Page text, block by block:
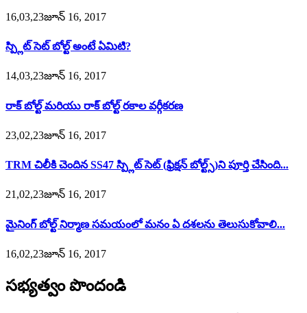
16,03,23జూన్ 16, 2017
స్ప్లిట్ సెట్ బోల్ట్ అంటే ఏమిటి?
14,03,23జూన్ 16, 2017
రాక్ బోల్ట్ మరియు రాక్ బోల్ట్ రకాల వర్గీకరణ
23,02,23జూన్ 16, 2017
TRM చిలీకి చెందిన SS47 స్ప్లిట్ సెట్ (ఫ్రిక్షన్ బోల్ట్స్)ని పూర్తి చేసింది...
21,02,23జూన్ 16, 2017
మైనింగ్ బోల్ట్ నిర్మాణ సమయంలో మనం ఏ దశలను తెలుసుకోవాలి...
16,02,23జూన్ 16, 2017
సభ్యత్వం పొందండి